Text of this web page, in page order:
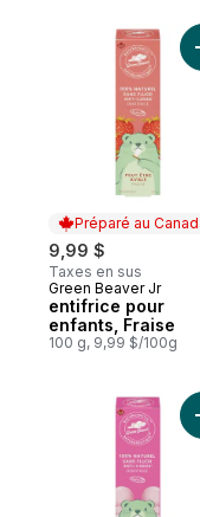
Préparé au
9,99 $
Taxes en sus
Préparé au
Green Beaver Jr
entifrice pour
enfants, Fraise
100 g, 9,99 $/100g